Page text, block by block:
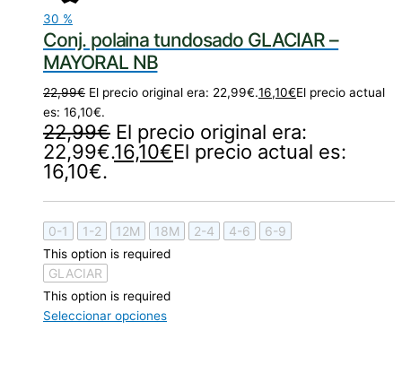
30 %
Conj. polaina tundosado GLACIAR –
MAYORAL NB
22,99€ El precio original era: 22,99€.16,10€El precio actual
es: 16,10€.
22,99€ El precio original era:
22,99€.16,10€El precio actual es:
16,10€.
0-1 1-2 12M 18M 2-4 4-6 6-9
This option is required
GLACIAR
This option is required
Seleccionar opciones